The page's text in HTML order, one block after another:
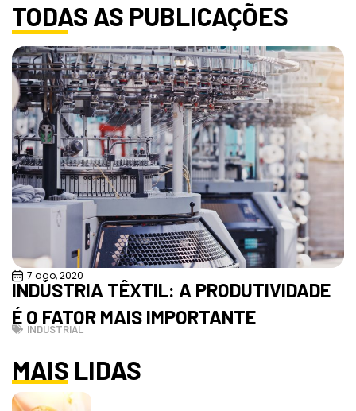
TODAS AS PUBLICAÇÕES
7 ago, 2020
INDÚSTRIA TÊXTIL: A PRODUTIVIDADE
É O FATOR MAIS IMPORTANTE
INDUSTRIAL
MAIS LIDAS